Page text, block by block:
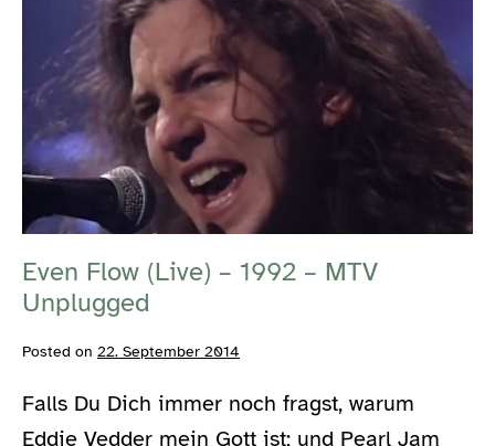
(Live)
1992
–
MTV
Even Flow (Live) – 1992 – MTV
Unplugged
Posted on 22. September 2014
Falls Du Dich immer noch fragst, warum
Eddie Vedder mein Gott ist; und Pearl Jam